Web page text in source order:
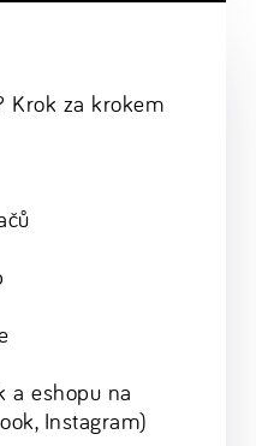
Krok za krokem
a eshopu na
Instagram)